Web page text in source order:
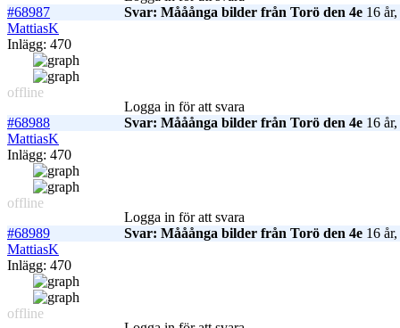
#68987
Svar: Mååånga bilder från Torö den 4e 16
MattiasK
Inlägg: 470
offline
Logga in för att svara
#68988
Svar: Mååånga bilder från Torö den 4e 16
MattiasK
Inlägg: 470
offline
Logga in för att svara
#68989
Svar: Mååånga bilder från Torö den 4e 16
MattiasK
Inlägg: 470
offline